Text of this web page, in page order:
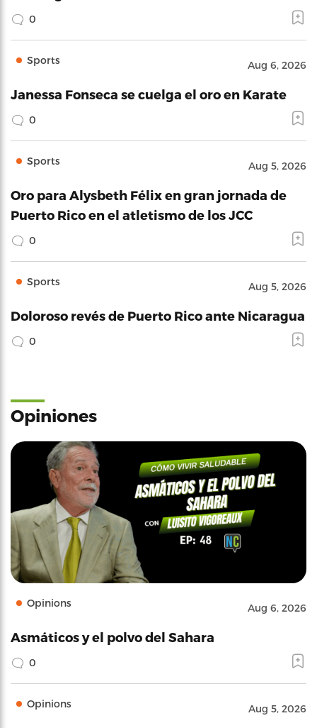
0
Sports Aug 6, 2026
Janessa Fonseca se cuelga el oro en Karate
0
Sports Aug 5, 2026
Oro para Alysbeth Félix en gran jornada de
Puerto Rico en el atletismo de los JCC
0
Sports Aug 5, 2026
Doloroso revés de Puerto Rico ante Nicaragua
0
Opiniones
Opinions Aug 6, 2026
Asmáticos y el polvo del Sahara
0
Opinions Aug 5, 2026